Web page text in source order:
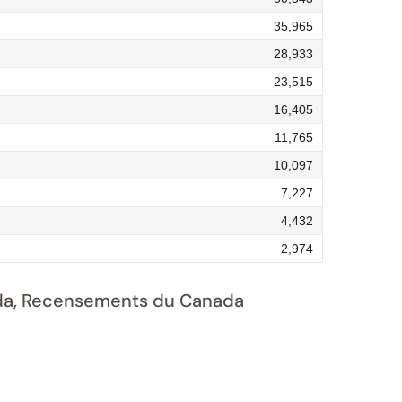
35,965
28,933
23,515
16,405
11,765
10,097
7,227
4,432
2,974
Recensements du Canada